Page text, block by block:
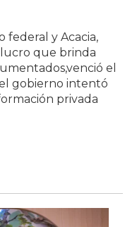
y Acacia,
que brinda
el
gobierno intentó
privada